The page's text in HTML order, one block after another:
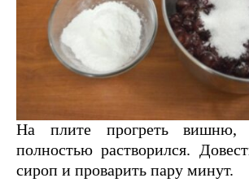
На плите прогреть вишню,
полностью растворился.
сироп и проварить пару минут.